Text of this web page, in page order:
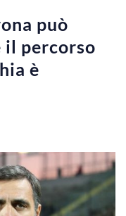
può
il percorso
è